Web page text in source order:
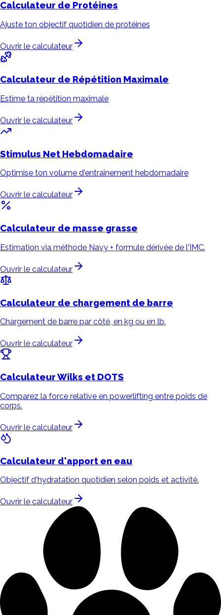
Calculateur de Protéines
Ajuste ton objectif quotidien de protéines
Ouvrir le calculateur
Calculateur de Répétition Maximale
Estime ta répétition maximale
Ouvrir le calculateur
Stimulus Net Hebdomadaire
Optimise ton volume d'entraînement hebdomadaire
Ouvrir le calculateur
Calculateur de masse grasse
Estimation via méthode Navy + formule dérivée de l'IMC.
Ouvrir le calculateur
Calculateur de chargement de barre
Chargement de barre par côté, en kg ou en lb.
Ouvrir le calculateur
CalculateurWilks et DOTS
Comparez la force relative en powerlifting entre poids de
corps.
Ouvrir le calculateur
Calculateur d'apport en eau
Objectif d'hydratation quotidien selon poids et activité.
Ouvrir le calculateur